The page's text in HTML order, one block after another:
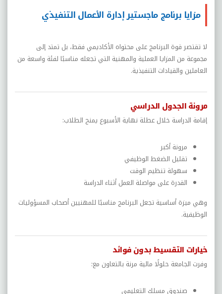
مزايا برنامج ماجستير إدارة الأعمال التنفيذي
لا تقتصر قوة البرنامج على محتواه الأكاديمي فقط، بل تمتد إلى
مجموعة من المزايا العملية والمهنية التي تجعله مناسبًا لفئة واسعة من
العاملين والقيادات التنفيذية.
مرونة الجدول الدراسي
إقامة الدراسة خلال عطلة نهاية الأسبوع يمنح الطلاب:
مرونة أكبر
تقليل الضغط الوظيفي
سهولة تنظيم الوقت
القدرة على مواصلة العمل أثناء الدراسة
وهي ميزة أساسية تجعل البرنامج مناسبًا للمهنيين أصحاب المسؤوليات
الوظيفية.
خيارات التقسيط بدون فوائد
وفرت الجامعة حلولًا مالية مرنة بالتعاون مع:
صندوق مسلك التعليمي